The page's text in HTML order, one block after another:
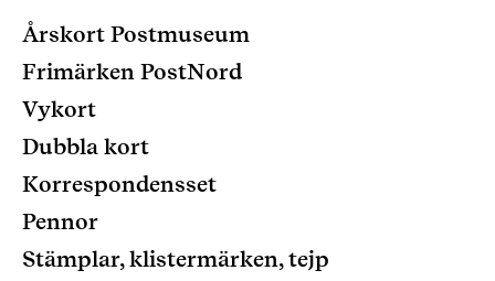
Årskort Postmuseum
Frimärken PostNord
Vykort
Dubbla kort
Korrespondensset
Pennor
Stämplar, klistermärken, tejp